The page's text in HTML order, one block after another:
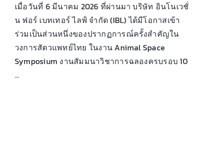
เมื่อวันที่ 6 มีนาคม 2026 ที่ผ่านมา บริษัท อินโนเวชั่
น ฟอร์ เบทเทอร์ ไลฟ์ จำกัด (IBL) ได้มีโอกาสเข้า
ร่วมเป็นส่วนหนึ่งของปรากฏการณ์ครั้งสำคัญใน
วงการสัตวแพทย์ไทย ในงาน Animal Space
Symposium งานสัมมนาวิชาการฉลองครบรอบ 10
...